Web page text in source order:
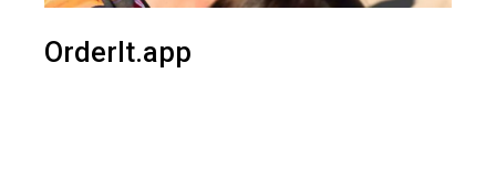
OrderIt.app